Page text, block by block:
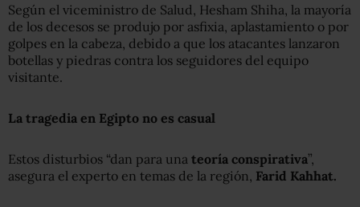
Según el viceministro de Salud, Hesham Shiha, la mayoría
de los decesos se produjo por asfixia, aplastamiento o por
golpes en la cabeza, debido a que los atacantes lanzaron
botellas y piedras contra los seguidores del equipo
visitante.
La tragedia en Egipto no es casual
Estos disturbios “dan para una teoría conspirativa”,
asegura el experto en temas de la región, Farid Kahhat.